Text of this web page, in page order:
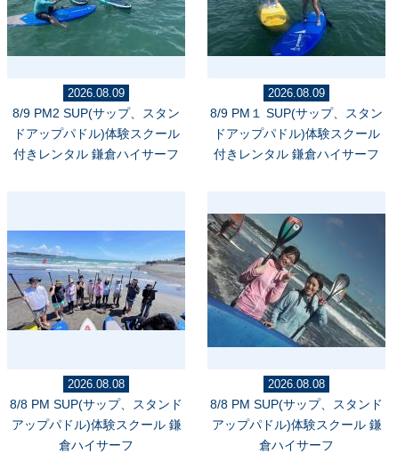
2026.08.09
8/9 PM2 SUP(サップ、スタン
ドアップパドル)体験スクール
付きレンタル 鎌倉ハイサーフ
2026.08.09
8/9 PM１ SUP(サップ、スタン
ドアップパドル)体験スクール
付きレンタル 鎌倉ハイサーフ
2026.08.08
8/8 PM SUP(サップ、スタンド
アップパドル)体験スクール 鎌
倉ハイサーフ
2026.08.08
8/8 PM SUP(サップ、スタンド
アップパドル)体験スクール 鎌
倉ハイサーフ